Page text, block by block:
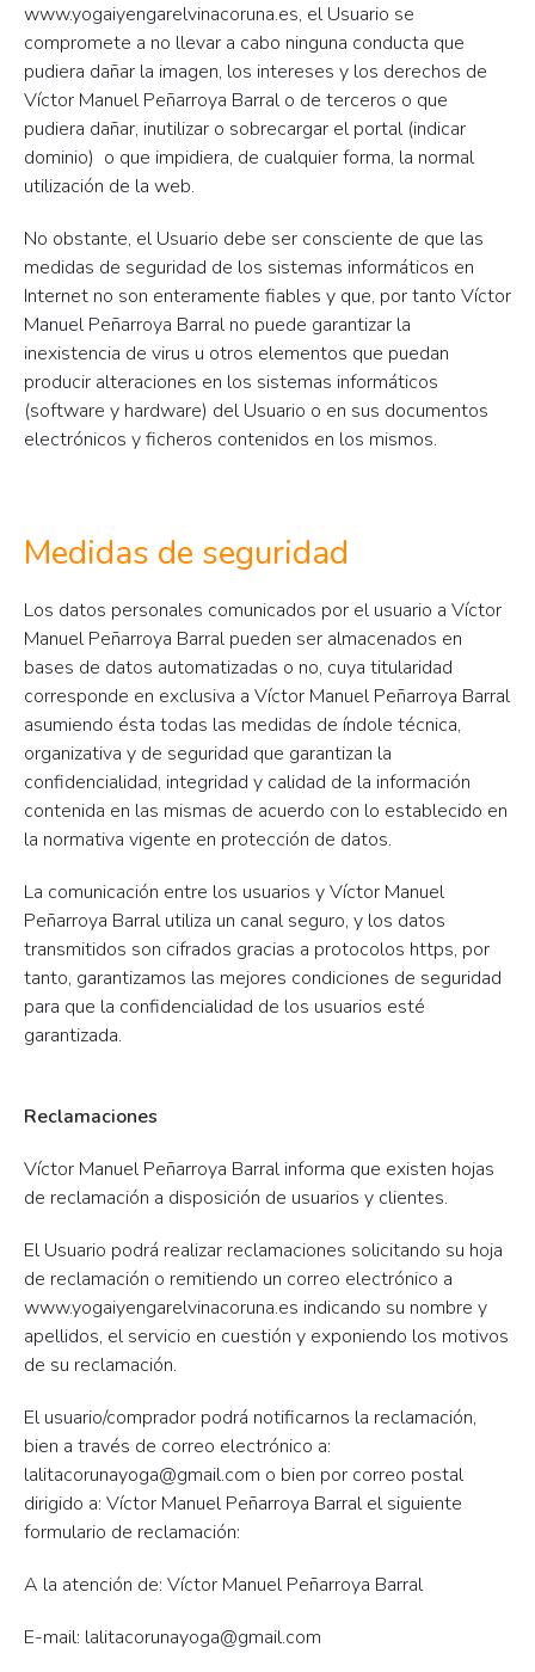
www.yogaiyengarelvinacoruna.es, el Usuario se
compromete a no llevar a cabo ninguna conducta que
pudiera dañar la imagen, los intereses y los derechos de
Víctor Manuel Peñarroya Barral o de terceros o que
pudiera dañar, inutilizar o sobrecargar el portal (indicar
dominio) o que impidiera, de cualquier forma, la normal
utilización de la web.
No obstante, el Usuario debe ser consciente de que las
medidas de seguridad de los sistemas informáticos en
Internet no son enteramente fiables y que, por tanto Víctor
Manuel Peñarroya Barral no puede garantizar la
inexistencia de virus u otros elementos que puedan
producir alteraciones en los sistemas informáticos
(software y hardware) del Usuario o en sus documentos
electrónicos y ficheros contenidos en los mismos.
Medidas de seguridad
Los datos personales comunicados por el usuario a Víctor
Manuel Peñarroya Barral pueden ser almacenados en
bases de datos automatizadas o no, cuya titularidad
corresponde en exclusiva a Víctor Manuel Peñarroya Barral
asumiendo ésta todas las medidas de índole técnica,
organizativa y de seguridad que garantizan la
confidencialidad, integridad y calidad de la información
contenida en las mismas de acuerdo con lo establecido en
la normativa vigente en protección de datos.
La comunicación entre los usuarios y Víctor Manuel
Peñarroya Barral utiliza un canal seguro, y los datos
transmitidos son cifrados gracias a protocolos https, por
tanto, garantizamos las mejores condiciones de seguridad
para que la confidencialidad de los usuarios esté
garantizada.
Reclamaciones
Víctor Manuel Peñarroya Barral informa que existen hojas
de reclamación a disposición de usuarios y clientes.
El Usuario podrá realizar reclamaciones solicitando su hoja
de reclamación o remitiendo un correo electrónico a
www.yogaiyengarelvinacoruna.es indicando su nombre y
apellidos, el servicio en cuestión y exponiendo los motivos
de su reclamación.
El usuario/comprador podrá notificarnos la reclamación,
bien a través de correo electrónico a:
lalitacorunayoga@gmail.com o bien por correo postal
dirigido a: Víctor Manuel Peñarroya Barral el siguiente
formulario de reclamación:
A la atención de: Víctor Manuel Peñarroya Barral
E-mail: lalitacorunayoga@gmail.com